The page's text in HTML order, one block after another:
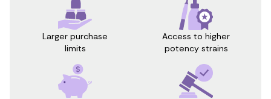
Larger purchase
limits
Access to higher
potency strains